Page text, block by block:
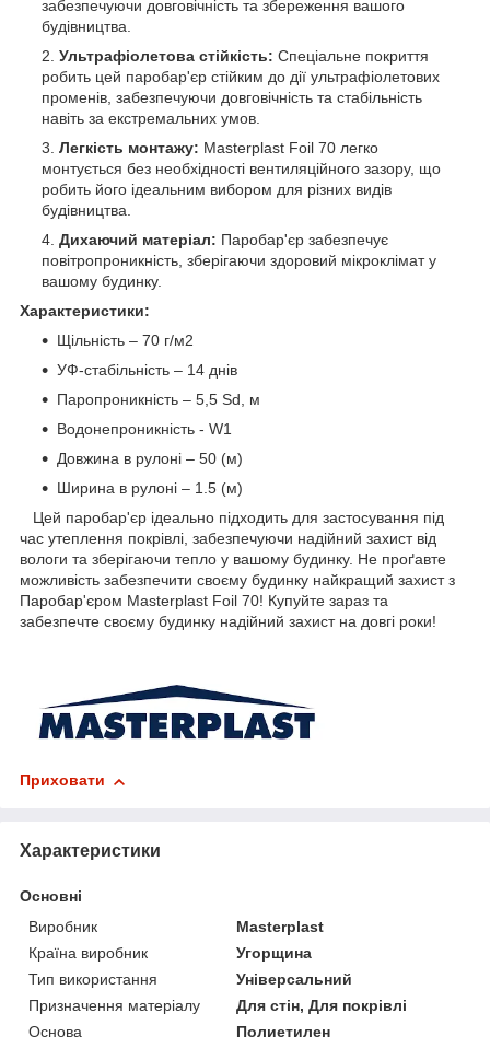
забезпечуючи довговічність та збереження вашого
будівництва.
Ультрафіолетова стійкість: Спеціальне покриття
робить цей паробар'єр стійким до дії ультрафіолетових
променів, забезпечуючи довговічність та стабільність
навіть за екстремальних умов.
Легкість монтажу: Masterplast Foil 70 легко
монтується без необхідності вентиляційного зазору, що
робить його ідеальним вибором для різних видів
будівництва.
Дихаючий матеріал: Паробар'єр забезпечує
повітропроникність, зберігаючи здоровий мікроклімат у
вашому будинку.
Характеристики:
Щільність – 70 г/м2
УФ-стабільність – 14 днів
Паропроникність – 5,5 Sd, м
Водонепроникність - W1
Довжина в рулоні – 50 (м)
Ширина в рулоні – 1.5 (м)
Цей паробар'єр ідеально підходить для застосування під
час утеплення покрівлі, забезпечуючи надійний захист від
вологи та зберігаючи тепло у вашому будинку. Не проґавте
можливість забезпечити своєму будинку найкращий захист з
Паробар'єром Masterplast Foil 70! Купуйте зараз та
забезпечте своєму будинку надійний захист на довгі роки!
Приховати
Характеристики
Основні
Виробник
Masterplast
Країна виробник
Угорщина
Тип використання
Універсальний
Призначення матеріалу
Для стін, Для покрівлі
Основа
Полиетилен